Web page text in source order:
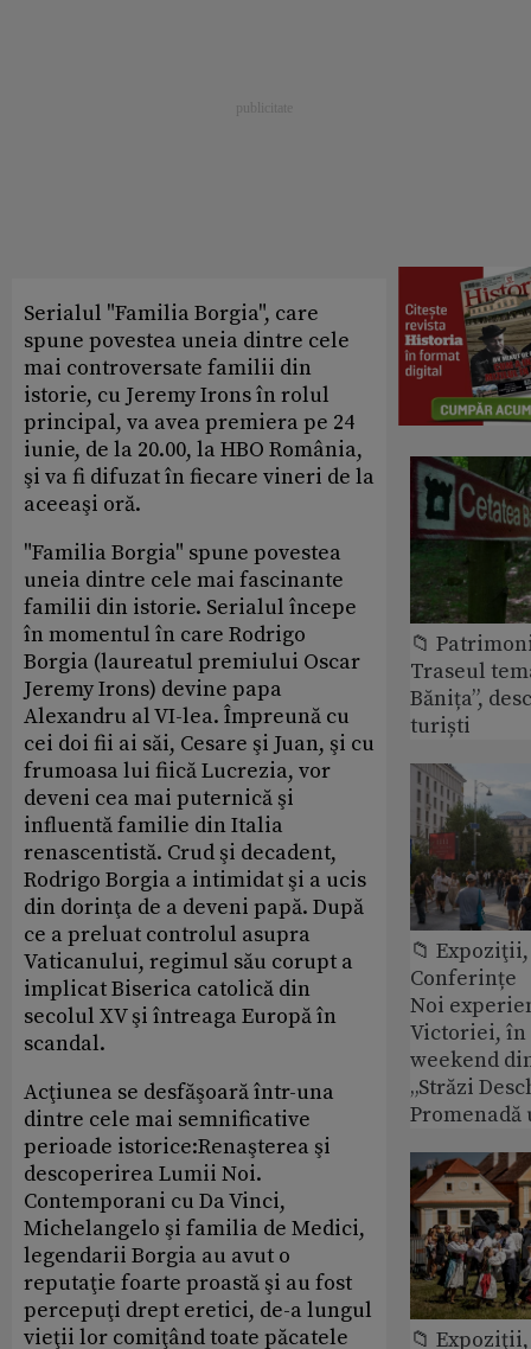
Serialul "Familia Borgia", care
spune povestea uneia dintre cele
mai controversate familii din
istorie, cu Jeremy Irons în rolul
principal, va avea premiera pe 24
iunie, de la 20.00, la HBO România,
şi va fi difuzat în fiecare vineri de la
aceeaşi oră.
"Familia Borgia" spune povestea
uneia dintre cele mai fascinante
familii din istorie. Serialul începe
în momentul în care Rodrigo
Borgia (laureatul premiului Oscar
Jeremy Irons) devine papa
Alexandru al VI-lea. Împreună cu
cei doi fii ai săi, Cesare şi Juan, şi cu
frumoasa lui fiică Lucrezia, vor
deveni cea mai puternică şi
influentă familie din Italia
renascentistă. Crud şi decadent,
Rodrigo Borgia a intimidat şi a ucis
din dorinţa de a deveni papă. După
ce a preluat controlul asupra
Vaticanului, regimul său corupt a
implicat Biserica catolică din
secolul XV şi întreaga Europă în
scandal.
Acţiunea se desfăşoară într-una
dintre cele mai semnificative
perioade istorice:Renaşterea şi
descoperirea Lumii Noi.
Contemporani cu Da Vinci,
Michelangelo şi familia de Medici,
legendarii Borgia au avut o
reputaţie foarte proastă şi au fost
percepuţi drept eretici, de-a lungul
vieţii lor comiţând toate păcatele
📁
Traseul
Bănița”,
turiști
📁
Conferințe
Noi
Victoriei,
weekend
„Străzi
Promenadă
📁